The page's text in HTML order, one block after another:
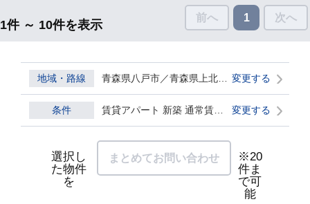
1件 ～ 10件を表示
前へ 1 次へ
地域・路線 変更する
条件 変更する
選択し
た物件
を
まとめてお問い合わせ
※20
件ま
で可
能